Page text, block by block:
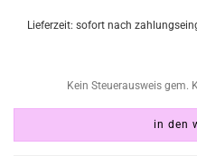
Lieferzeit: sofort nach
Kein Steuerausweis gem.
in den